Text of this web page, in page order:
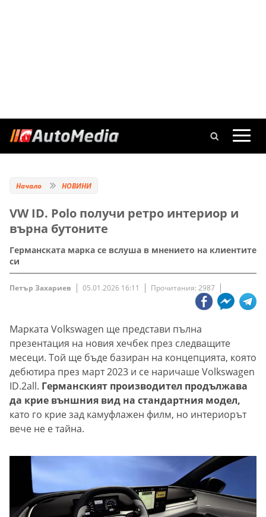
Начало НОВИНИ
VW ID. Polo получи ретро интериор и
върна бутоните
Германската марка се вслуша в мнението на клиентите
си
Петър Захариев 05.01.2026 16:11 Прочитания: 2987
Марката Volkswagen ще представи пълна
презентация на новия хечбек през следващите
месеци. Той ще бъде базиран на концепцията, която
дебютира през март 2023 и се наричаше Volkswagen
ID.2all. Германският производител продължава
да крие външния вид на стандартния модел,
като го крие зад камуфлажен филм, но интериорът
вече не е тайна.